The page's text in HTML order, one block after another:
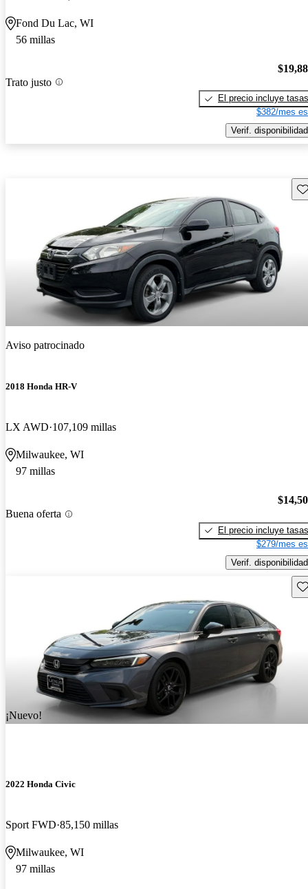
Fond Du Lac, WI
56 millas
Trato justo
El precio incluye tasas
$382/mes
Verif. disponibilidad
Aviso patrocinado
2018 Honda HR-V
LX AWD 107,109 millas
Milwaukee, WI
97 millas
Buena oferta
El precio incluye tasas
$279/mes
Verif. disponibilidad
¡Nuevo!
2022 Honda Civic
Sport FWD 85,150 millas
Milwaukee, WI
97 millas